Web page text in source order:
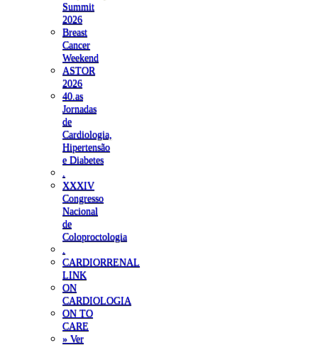
Summit
2026
Breast
Cancer
Weekend
ASTOR
2026
40.as
Jornadas
de
Cardiologia,
Hipertensão
e Diabetes
XXXIV
Congresso
Nacional
de
Coloproctologia
CARDIORRENAL
LINK
ON
CARDIOLOGIA
ON TO
CARE
» Ver